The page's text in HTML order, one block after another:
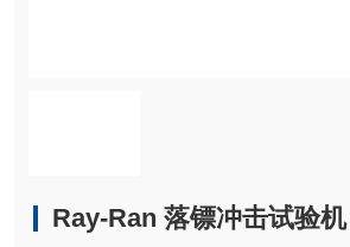
Ray-Ran 落镖冲击试验机